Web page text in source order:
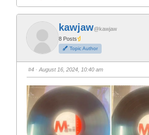
i
k
f
t
h
m
d
o
n
i
k
o
r
t
h
u
m
u
p
kawjaw@kawjaw
8 Posts
Topic Author
#4 · August 16, 2024, 10:40 am